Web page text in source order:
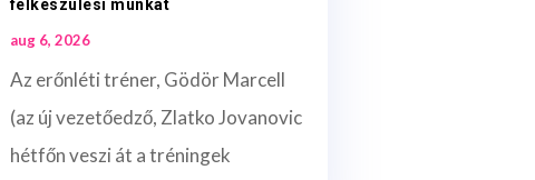
felkészülési munkát
aug 6, 2026
Az erőnléti tréner, Gödör Marcell
(az új vezetőedző, Zlatko Jovanovic
hétfőn veszi át a tréningek